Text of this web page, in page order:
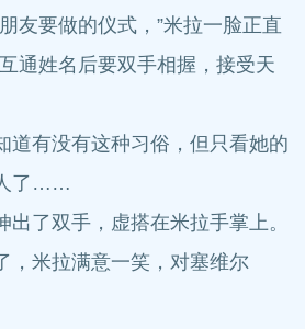
友要做的仪式，”米拉一脸正直
通姓名后要双手相握，接受天
道有没有这种习俗，但只看她的
了……
出了双手，虚搭在米拉手掌上。
，米拉满意一笑，对塞维尔